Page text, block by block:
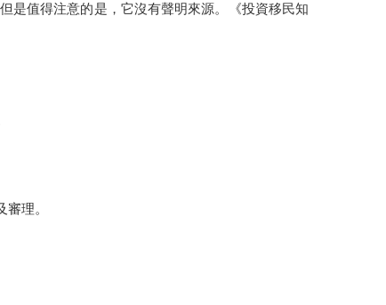
是值得注意的是，它沒有聲明來源。《投資移民知
理。